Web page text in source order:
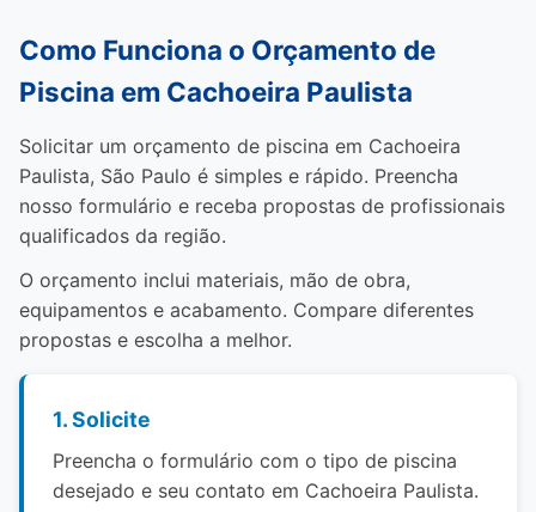
Como Funciona o Orçamento de
Piscina em Cachoeira Paulista
Solicitar um orçamento de piscina em Cachoeira
Paulista, São Paulo é simples e rápido. Preencha
nosso formulário e receba propostas de profissionais
qualificados da região.
O orçamento inclui materiais, mão de obra,
equipamentos e acabamento. Compare diferentes
propostas e escolha a melhor.
1. Solicite
Preencha o formulário com o tipo de piscina
desejado e seu contato em Cachoeira Paulista.